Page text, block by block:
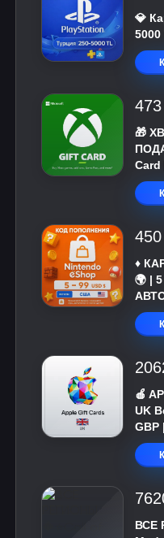
💎
🎁
Card
♦️
🌍 |
АВТО
🍎
UK
ВСЕ